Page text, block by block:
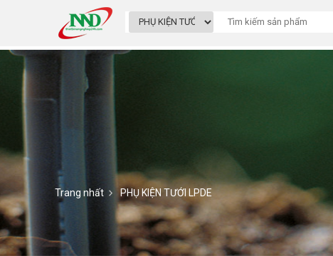
Trang nhất PHỤ KIỆN TƯỚI LPDE